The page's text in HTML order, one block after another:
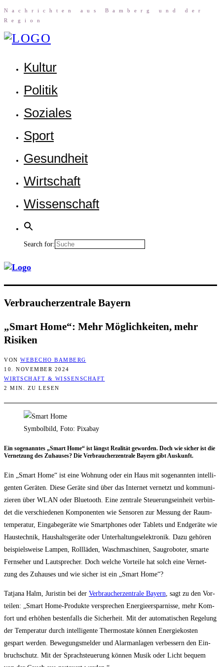
Nach­rich­ten aus Bam­berg und der
Region
Kul­tur
Poli­tik
Sozia­les
Sport
Gesund­heit
Wirt­schaft
Wis­sen­schaft
Search for:
Ver­brau­cher­zen­tra­le Bayern
„Smart Home“: Mehr Mög­lich­kei­ten, mehr
Risiken
VON WEBECHO BAMBERG
10. NOVEMBER 2024
WIRTSCHAFT & WISSENSCHAFT
2 MIN. ZU LESEN
Symbolbild, Foto: Pixabay
Ein soge­nann­tes „Smart Home“ ist längst Rea­li­tät gewor­den. Doch wie sicher ist die
Ver­net­zung des Zuhau­ses? Die Ver­brau­cher­zen­tra­le Bay­ern gibt Auskunft.
Ein „Smart Home“ ist eine Woh­nung oder ein Haus mit soge­nann­ten intel­li­
gen­ten Gerä­ten. Die­se Gerä­te sind über das Inter­net ver­netzt und kom­mu­ni­
zie­ren über WLAN oder Blue­tooth. Eine zen­tra­le Steue­rungs­ein­heit ver­bin­
det die ver­schie­de­nen Kom­po­nen­ten wie Sen­so­ren zur Mes­sung der Raum­
tem­pe­ra­tur, Ein­ga­be­ge­rä­te wie Smart­phones oder Tablets und End­ge­rä­te wie
Haus­tech­nik, Haus­halts­ge­rä­te oder Unter­hal­tungs­elek­tro­nik. Dazu gehö­ren
bei­spiels­wei­se Lam­pen, Roll­lä­den, Wasch­ma­schi­nen, Saug­ro­bo­ter, smar­te
Fern­se­her und Laut­spre­cher. Doch wel­che Vor­tei­le hat solch eine Ver­net­
zung des Zuhau­ses und wie sicher ist ein „Smart Home“?
Tat­ja­na Halm, Juris­tin bei der Ver­brau­cher­zen­tra­le Bay­ern , sagt zu den Vor­
tei­len: „Smart Home-Pro­duk­te ver­spre­chen Ener­gie­er­spar­nis­se, mehr Kom­
fort und erhö­hen bes­ten­falls die Sicher­heit. Mit der auto­ma­ti­schen Rege­lung
der Tem­pe­ra­tur durch intel­li­gen­te Ther­mo­sta­te kön­nen Ener­gie­kos­ten
gespart wer­den. Bewe­gungs­mel­der und Alarm­an­la­gen ver­bes­sern den Ein­
bruch­schutz. Mit der Sprach­steue­rung kön­nen Musik oder Licht bequem